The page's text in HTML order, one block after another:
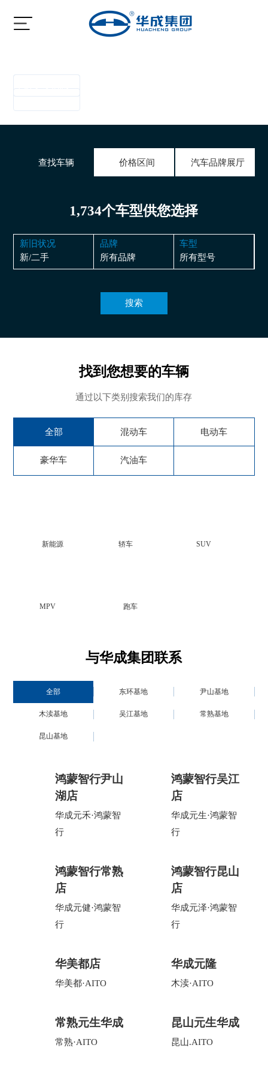
了解更多信息 ➜
了解更多信息 ➜
了解更多信息 ➜
查找车辆 价格区间 汽车品牌展厅
1,734个车型供您选择
新旧状况
新/二手
品牌
所有品牌
车型
所有型号
搜索
找到您想要的车辆
通过以下类别搜索我们的库存
全部 混动车 电动车
豪华车 汽油车
新能源 轿车 SUV
MPV 跑车
与华成集团联系
全部 东环基地 尹山基地
木渎基地 吴江基地 常熟基地
昆山基地
鸿蒙智行尹山
湖店
华成元禾·鸿蒙智
行
鸿蒙智行吴江
店
华成元生·鸿蒙智
行
鸿蒙智行常熟
店
华成元健·鸿蒙智
行
鸿蒙智行昆山
店
华成元泽·鸿蒙智
行
华美都店
华美都·AITO
华成元隆
木渎·AITO
常熟元生华成
常熟·AITO
昆山元生华成
昆山.AITO